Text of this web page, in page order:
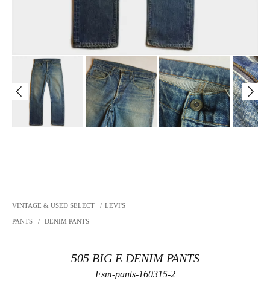
VINTAGE & USED SELECT / LEVI'S
PANTS / DENIM PANTS
505 BIG E DENIM PANTS
Fsm-pants-160315-2